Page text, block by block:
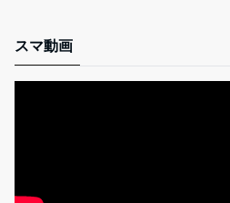
スマ動画